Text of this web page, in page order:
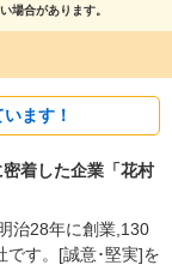
場合があります。
ます！
着した企業「花村
治28年に創業,130
です。[誠意･堅実]を